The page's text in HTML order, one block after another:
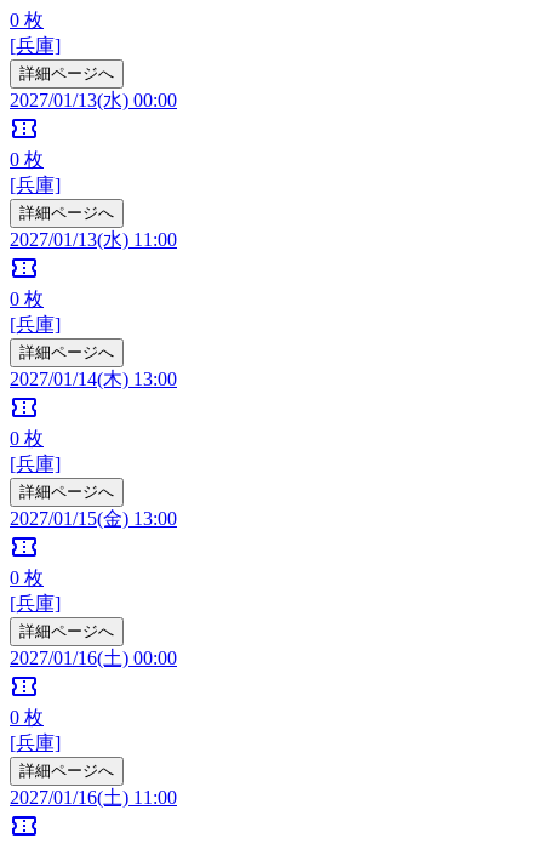
0 枚
[兵庫]
詳細ページへ
2027/01/13(水) 00:00
confirmation_number
0 枚
[兵庫]
詳細ページへ
2027/01/13(水) 11:00
confirmation_number
0 枚
[兵庫]
詳細ページへ
2027/01/14(木) 13:00
confirmation_number
0 枚
[兵庫]
詳細ページへ
2027/01/15(金) 13:00
confirmation_number
0 枚
[兵庫]
詳細ページへ
2027/01/16(土) 00:00
confirmation_number
0 枚
[兵庫]
詳細ページへ
2027/01/16(土) 11:00
confirmation_number